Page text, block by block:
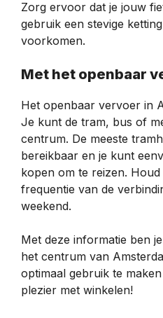
Zorg ervoor dat je jouw
gebruik een stevige
voorkomen.
Met het openbaar
Het openbaar vervoer in
Je kunt de tram, bus of
centrum. De meeste
bereikbaar en je kunt
kopen om te reizen.
frequentie van de
weekend.
Met deze informatie ben
het centrum van
optimaal gebruik te
plezier met winkelen!